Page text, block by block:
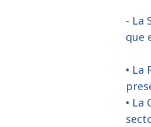
- La
que
• La
•